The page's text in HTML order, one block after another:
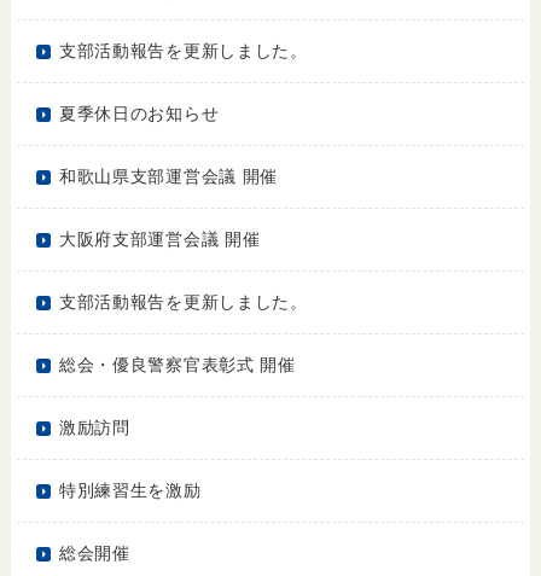
支部活動報告を更新しました。
夏季休日のお知らせ
和歌山県支部運営会議 開催
大阪府支部運営会議 開催
支部活動報告を更新しました。
総会・優良警察官表彰式 開催
激励訪問
特別練習生を激励
総会開催